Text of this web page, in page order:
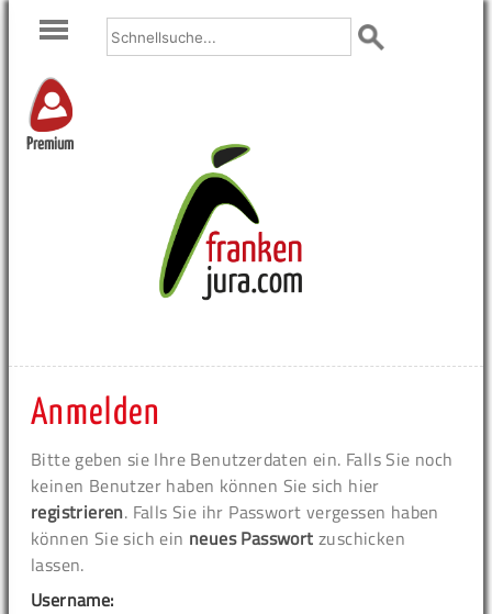
Premium
Anmelden
Bitte geben sie Ihre Benutzerdaten ein. Falls Sie noch
keinen Benutzer haben können Sie sich hier
registrieren. Falls Sie ihr Passwort vergessen haben
können Sie sich ein neues Passwort zuschicken
lassen.
Username: